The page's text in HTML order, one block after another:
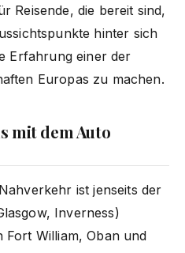
Reisende, die bereit sind,
hinter sich
Erfahrung einer der
Europas zu machen.
mit dem Auto
ist jenseits der
Inverness)
Fort William, Oban und